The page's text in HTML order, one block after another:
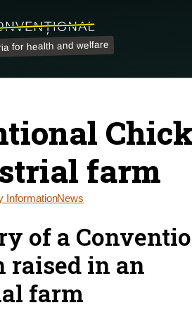
for health and welfare
farm
InformationNews
of a
raised in an
farm